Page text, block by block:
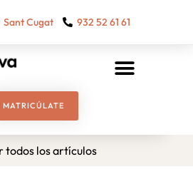
Sant Cugat 932 52 61 61
MATRICÚLATE
todos los artículos